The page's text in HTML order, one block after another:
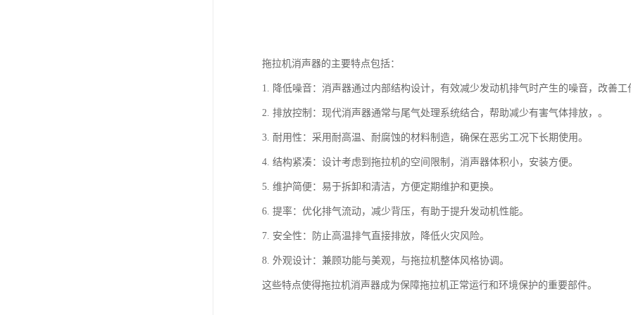
拖拉机消声器的主要特点包括：
1. 降低噪音：消声器通过内部结构设计，有效减少发动机排气时产生的噪音，改善工
2. 排放控制：现代消声器通常与尾气处理系统结合，帮助减少有害气体排放，。
3. 耐用性：采用耐高温、耐腐蚀的材料制造，确保在恶劣工况下长期使用。
4. 结构紧凑：设计考虑到拖拉机的空间限制，消声器体积小，安装方便。
5. 维护简便：易于拆卸和清洁，方便定期维护和更换。
6. 提率：优化排气流动，减少背压，有助于提升发动机性能。
7. 安全性：防止高温排气直接排放，降低火灾风险。
8. 外观设计：兼顾功能与美观，与拖拉机整体风格协调。
这些特点使得拖拉机消声器成为保障拖拉机正常运行和环境保护的重要部件。